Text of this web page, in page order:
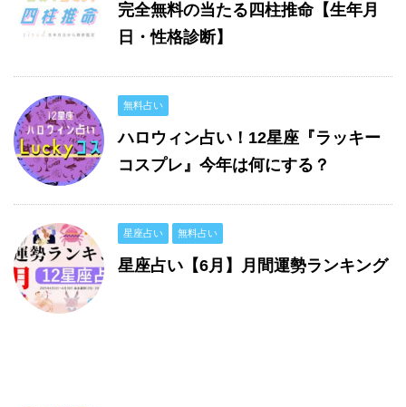
完全無料の当たる四柱推命【生年月
日・性格診断】
無料占い
ハロウィン占い！12星座『ラッキー
コスプレ』今年は何にする？
星座占い 無料占い
星座占い【6月】月間運勢ランキング